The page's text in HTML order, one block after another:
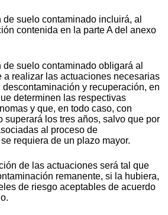
suelo contaminado incluirá, al
contenida en la parte A del anexo
suelo contaminado obligará al
a realizar las actuaciones necesarias
descontaminación y recuperación, en
determinen las respectivas
y que, en todo caso, con
superará los tres años, salvo que por
al proceso de
requiera de un plazo mayor.
de las actuaciones será tal que
remanente, si la hubiera,
de riesgo aceptables de acuerdo